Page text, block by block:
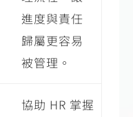
進度與責任
歸屬更容易
被管理。
協助 HR 掌握